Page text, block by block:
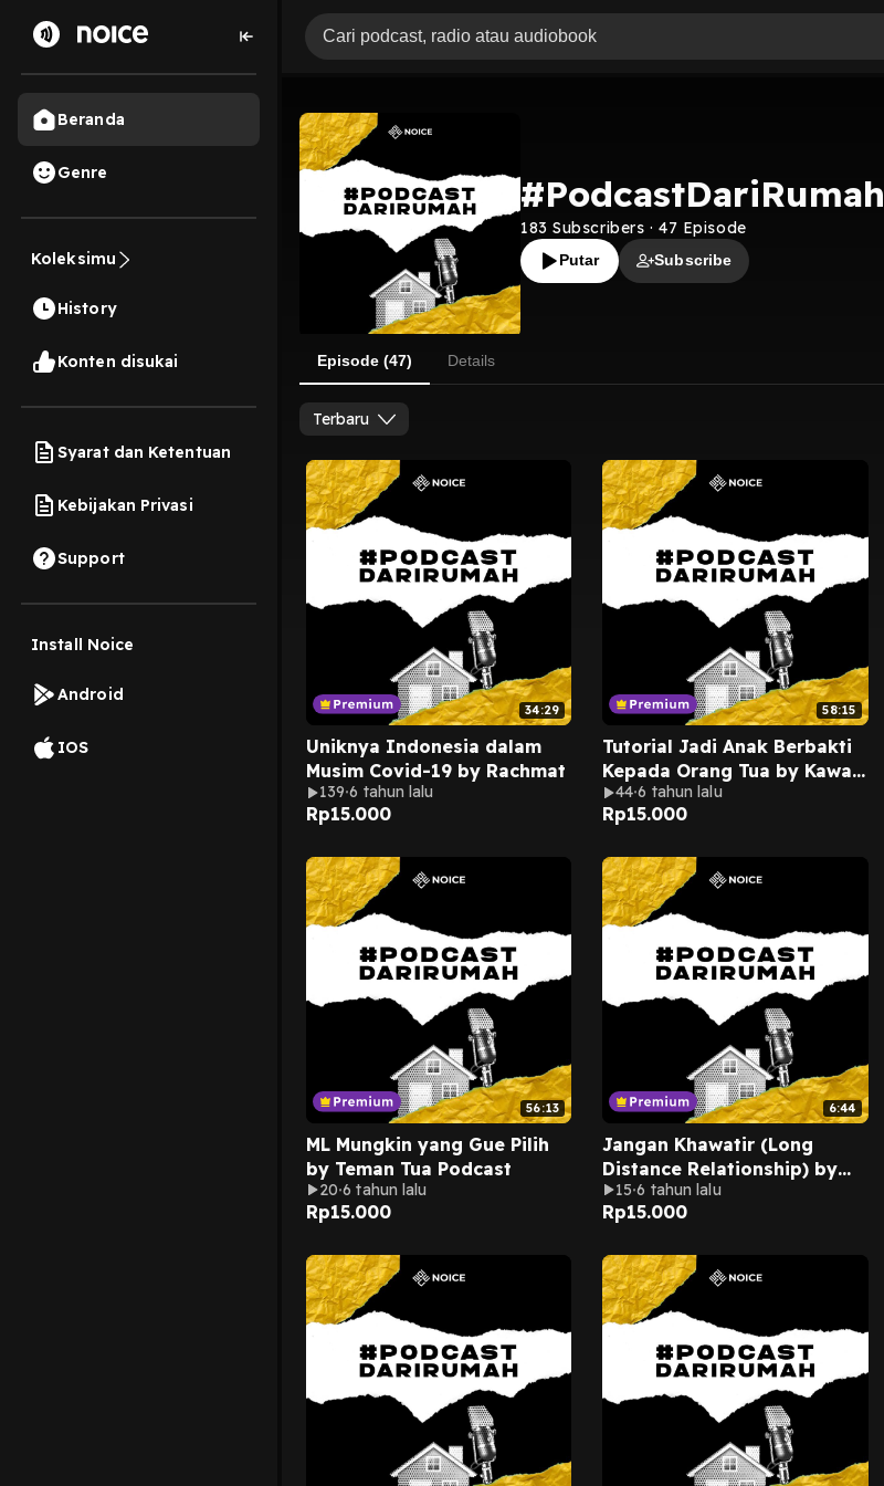
Beranda
Genre
Koleksimu
History
Konten disukai
Syarat dan Ketentuan
Kebijakan Privasi
Support
Install Noice
Android
IOS
#PodcastDariRumah
183 Subscribers ·47 Episode
Putar Subscribe
Episode (47) Details
Terbaru
34:29
Uniknya Indonesia dalam
Musim Covid-19 by Rachmat
139 6 tahun lalu
Rp15.000
58:15
Tutorial Jadi Anak Berbakti
Kepada Orang Tua by Kawan
Lamo Podcast
44 6 tahun lalu
Rp15.000
56:13
ML Mungkin yang Gue Pilih
by Teman Tua Podcast
20 6 tahun lalu
Rp15.000
6:44
Jangan Khawatir (Long
Distance Relationship) by
Dicky Aprilian
15 6 tahun lalu
Rp15.000